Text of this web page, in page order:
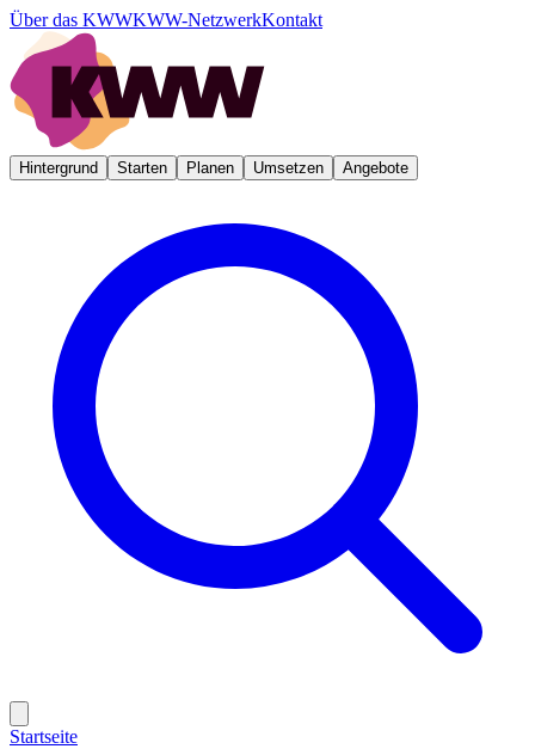
Über das KWWKWW-NetzwerkKontakt
Hintergrund Starten Planen Umsetzen Angebote
Startseite